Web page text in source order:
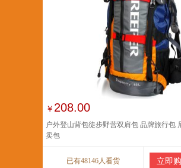
￥ 208.00
户外登山背包徒步野营双肩包 品牌旅行包
卖包
已有48146人看货 立即